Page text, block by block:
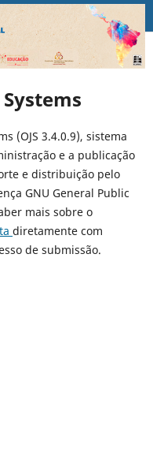
(OJS 3.4.0.9), sistema
e a publicação
e distribuição pelo
GNU General Public
mais sobre o
diretamente com
de submissão.